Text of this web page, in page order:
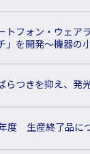
トフォン・ウェア
」を開発～機器の
らつきを抑え、発
度 生産終了品に